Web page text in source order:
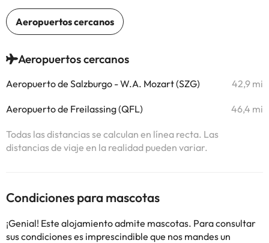
Aeropuertos cercanos
Aeropuerto de Salzburgo - W.A. Mozart (SZG) 42,9 mi
Aeropuerto de Freilassing (QFL) 46,4 mi
Todas las distancias se calculan en línea recta. Las
distancias de viaje en la realidad pueden variar.
Condiciones para mascotas
¡Genial! Este alojamiento admite mascotas. Para consultar
sus condiciones es imprescindible que nos mandes un